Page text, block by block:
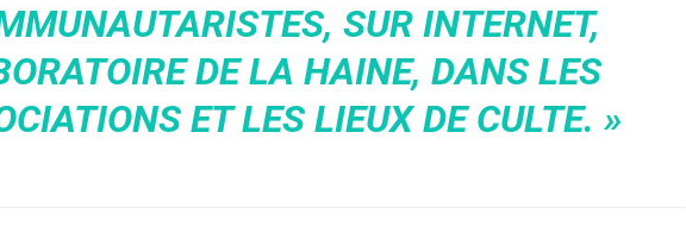
SUR INTERNET,
DE LA HAINE, DANS LES
ET LES LIEUX DE CULTE. »